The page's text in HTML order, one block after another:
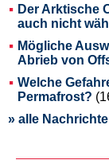
Der Arktische
auch nicht
Mögliche
Abrieb von
Welche
Permafrost?
» alle